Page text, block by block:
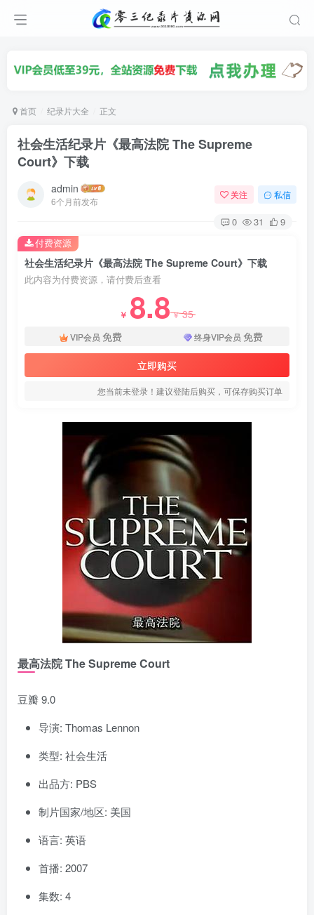
首页 纪录片大全 正文
社会生活纪录片《最高法院 The Supreme
Court》下载
admin
6个月前发布
关注 私信
0 31 9
社会生活纪录片《最高法院 The Supreme Court》下载
此内容为付费资源，请付费后查看
￥ 8.8￥35
VIP会员 免费 终身VIP会员 免费
立即购买
您当前未登录！建议登陆后购买，可保存购买订单
付费资源
最高法院 The Supreme Court
豆瓣 9.0
导演: Thomas Lennon
类型: 社会生活
出品方: PBS
制片国家/地区: 美国
语言: 英语
首播: 2007
集数: 4